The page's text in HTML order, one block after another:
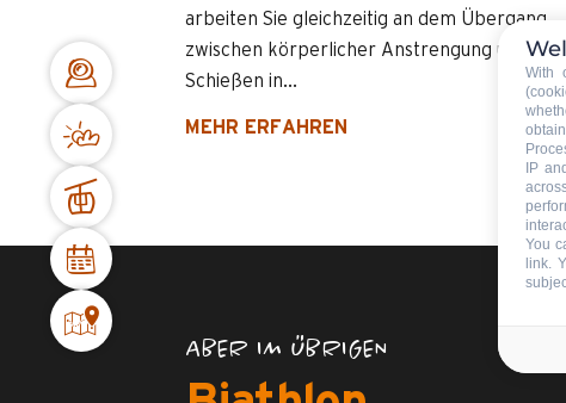
arbeiten Sie gleichzeitig an dem Übergang
zwischen körperlicher Anstrengung und
Schießen in...
MEHR ERFAHREN
ABER IM ÜBRIGEN
With
IP
You
link.